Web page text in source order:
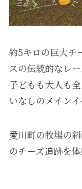
約5キロの巨大チ
スの伝統的なレー
子どもも大人も
いなしのメインイ
愛川町の牧場の
のチーズ追跡を体